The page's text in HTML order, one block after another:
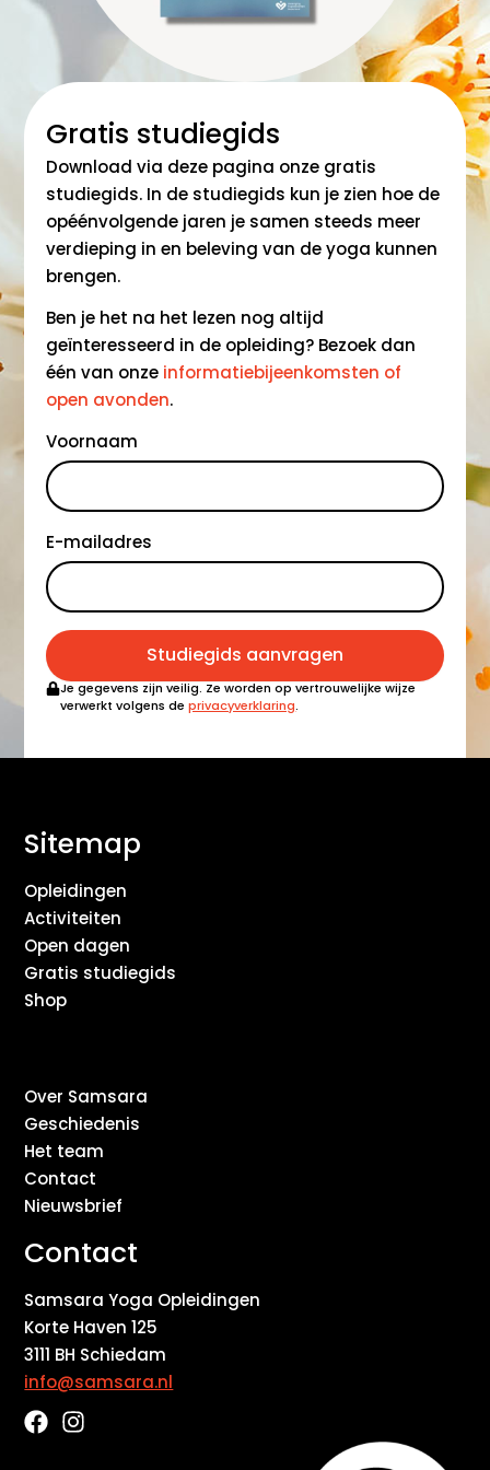
Gratis studiegids
Download via deze pagina onze gratis
studiegids. In de studiegids kun je zien hoe de
opéénvolgende jaren je samen steeds meer
verdieping in en beleving van de yoga kunnen
brengen.
Ben je het na het lezen nog altijd
geïnteresseerd in de opleiding? Bezoek dan
één van onze informatiebijeenkomsten of
open avonden.
Voornaam
E-mailadres
Studiegids aanvragen
Je gegevens zijn veilig. Ze worden op vertrouwelijke wijze
verwerkt volgens deprivacyverklaring.
Sitemap
Opleidingen
Activiteiten
Open dagen
Gratis studiegids
Shop
Over Samsara
Geschiedenis
Het team
Contact
Nieuwsbrief
Contact
Samsara Yoga Opleidingen
Korte Haven 125
3111 BH Schiedam
info@samsara.nl
F
I